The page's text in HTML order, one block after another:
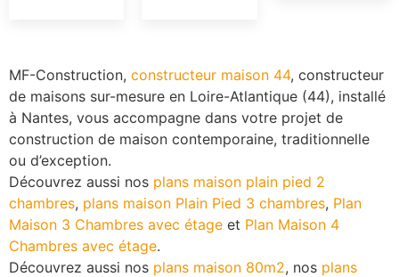
MF-Construction, constructeur maison 44, constructeur
de maisons sur-mesure en Loire-Atlantique (44), installé
à Nantes, vous accompagne dans votre projet de
construction de maison contemporaine, traditionnelle
ou d’exception.
Découvrez aussi nos plans maison plain pied 2
chambres, plans maison Plain Pied 3 chambres, Plan
Maison 3 Chambres avec étage et Plan Maison 4
Chambres avec étage.
Découvrez aussi nos plans maison 80m2, nos plans